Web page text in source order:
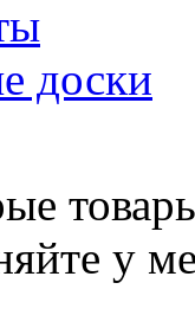
доски
у